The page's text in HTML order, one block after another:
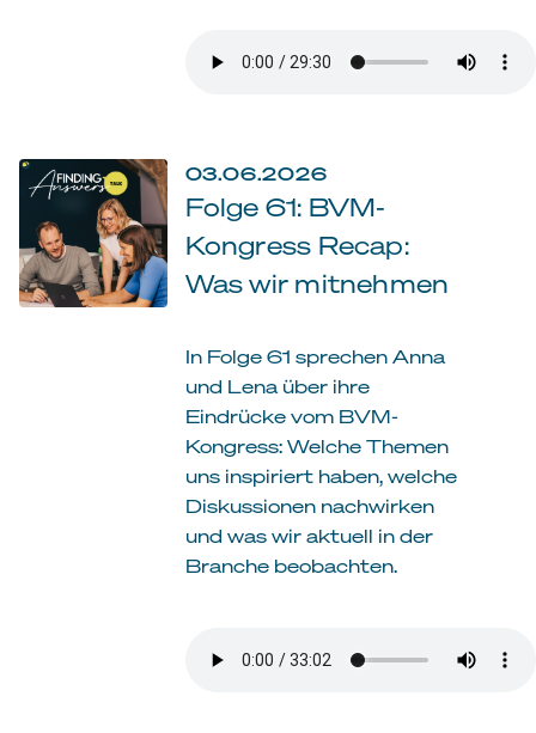
03.06.2026
Folge 61: BVM-
Kongress Recap:
Was wir mitnehmen
In Folge 61 sprechen Anna
und Lena über ihre
Eindrücke vom BVM-
Kongress: Welche Themen
uns inspiriert haben, welche
Diskussionen nachwirken
und was wir aktuell in der
Branche beobachten.